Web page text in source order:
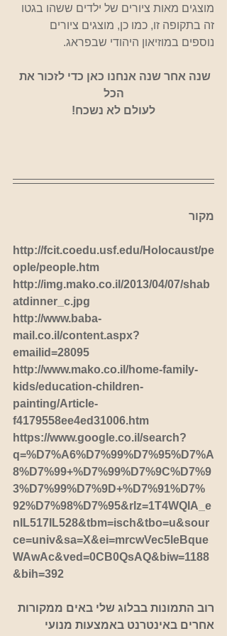
מוצגים מאות ציורים של ילדים ששהו בגטו
זה בתקופה זו, כמו כן, מוצגים ציורים
נוספים במוזיאון היהודי שבפראג.
שנה אחר שנה אנחנו כאן כדי לזכור את
הכל
לעולם לא נשכח!
מקור
http://fcit.coedu.usf.edu/Holocaust/pe
ople/people.htm
http://img.mako.co.il/2013/04/07/shab
atdinner_c.jpg
http://www.baba-
mail.co.il/content.aspx?
emailid=28095
http://www.mako.co.il/home-family-
kids/education-children-
painting/Article-
f4179558ee4ed31006.htm
https://www.google.co.il/search?
q=%D7%A6%D7%99%D7%95%D7%A
8%D7%99+%D7%99%D7%9C%D7%9
3%D7%99%D7%9D+%D7%91%D7%
92%D7%98%D7%95&rlz=1T4WQIA_e
nIL517IL528&tbm=isch&tbo=u&sour
ce=univ&sa=X&ei=mrcwVec5leBque
WAwAc&ved=0CB0QsAQ&biw=1188
&bih=392
רוב התמונות בבלוג שלי באים ממקורות
אחרים באינטרנט באמצעות מנועי